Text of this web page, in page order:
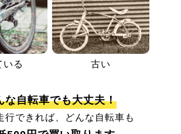
いる 古い
な自転車でも大丈夫！
行できれば、どんな自転車も